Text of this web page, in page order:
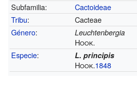
Subfamilia:
Cactoideae
Tribu:
Cacteae
Género: Leuchtenbergia
Hook.
Especie: L. principis
Hook.1848